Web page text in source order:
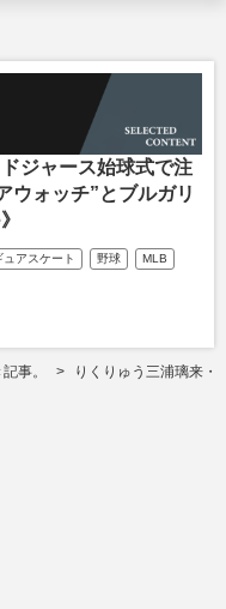
ジャース始球式で注
ウォッチ”とブルガリ
ュアスケート 野球 MLB
事。 りくりゅう三浦璃来・